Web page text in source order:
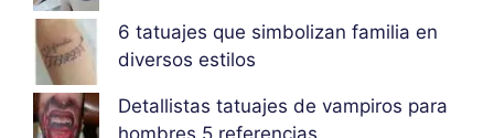
6 tatuajes que simbolizan familia en
diversos estilos
Detallistas tatuajes de vampiros para
hombres 5 referencias